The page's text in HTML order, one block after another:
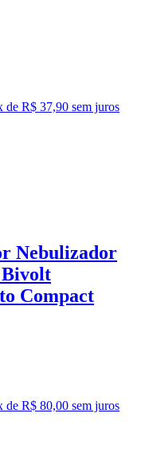
de R$ 37,90 sem juros
Nebulizador
Bivolt
Compact
de R$ 80,00 sem juros